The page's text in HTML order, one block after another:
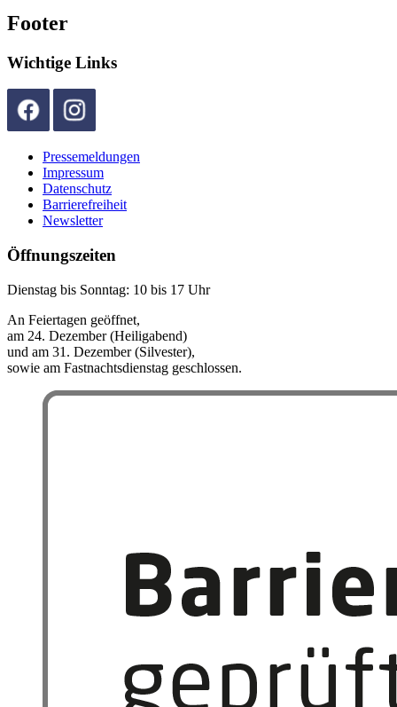
Footer
Wichtige Links
Pressemeldungen
Impressum
Datenschutz
Barrierefreiheit
Newsletter
Öffnungszeiten
Dienstag bis Sonntag: 10 bis 17 Uhr
An Feiertagen geöffnet,
am 24. Dezember (Heiligabend)
und am 31. Dezember (Silvester),
sowie am Fastnachtsdienstag geschlossen.